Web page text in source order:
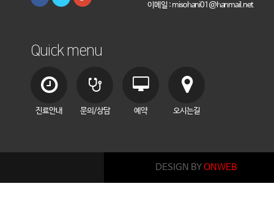
이메일 : misohani01@hanmail.net
Quick menu
진료안내 문의/상담 예약 오시는길
DESIGN BYONWEB